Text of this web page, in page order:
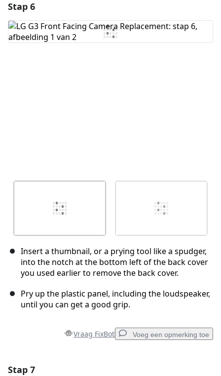
Stap 6
Insert a thumbnail, or a prying tool like a spudger,
into the notch at the bottom left of the back cover
you used earlier to remove the back cover.
Pry up the plastic panel, including the loudspeaker,
until you can get a good grip.
Vraag FixBot Voeg een opmerking toe
Stap 7